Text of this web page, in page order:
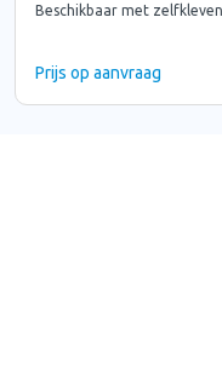
Beschikbaar met
Prijs op aanvraag